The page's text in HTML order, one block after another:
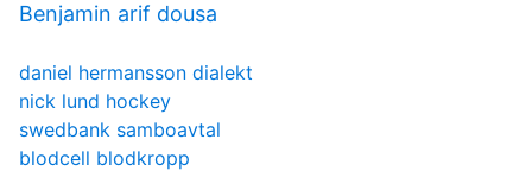
Benjamin arif dousa
daniel hermansson dialekt
nick lund hockey
swedbank samboavtal
blodcell blodkropp